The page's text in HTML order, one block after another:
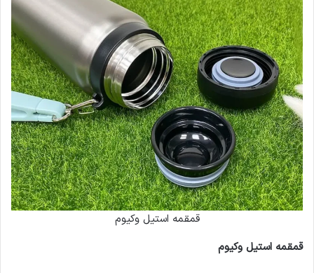
قمقمه استیل وکیوم
قمقمه استیل وکیوم